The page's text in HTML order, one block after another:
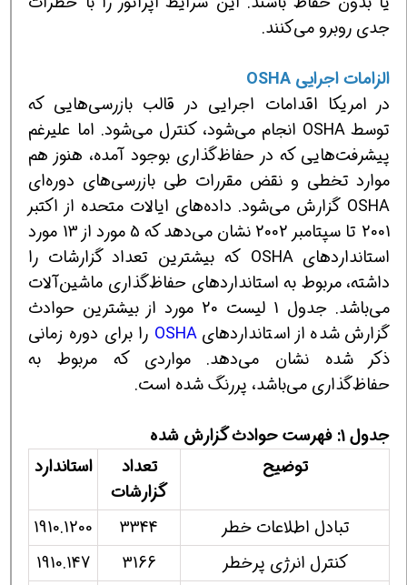
جدی روبرو می‌كنند.
الزامات اجرایی OSHA
در امریكا اقدامات اجرایی در قالب بازرسی‌هایی كه
توسط OSHA انجام می‌شود، كنترل می‌شود. اما علیرغم
پیشرفت‌هایی كه در حفاظ‌گذاری بوجود آمده، هنوز هم
موارد تخطی و نقض مقررات طی بازرسی‌های دوره‌ای
OSHA گزارش می‌شود. داده‌های ایالات متحده از اكتبر
2001 تا سپتامبر 2002 نشان می‌دهد كه 5 مورد از 13 مورد
استانداردهای OSHA كه بیشترین تعداد گزارشات را
داشته، مربوط به استانداردهای حفاظ‌گذاری ماشین‌آلات
می‌باشد. جدول 1 لیست 20 مورد از بیشترین حوادث
گزارش شده از استانداردهایOSHA را برای دوره زمانی
ذكر شده نشان می‌دهد. مواردی كه مربوط به
حفاظ‌گذاری می‌باشد، پررنگ شده است.
جدول 1: فهرست حوادث گزارش شده
توضیح
تعداد
گزارشات
استاندارد
تبادل اطلاعات خطر 3344
1910.1200
كنترل انرژی پرخطر
3166
1910.147